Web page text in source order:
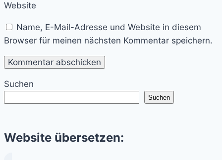
Website
Name, E-Mail-Adresse und Website in diesem
Browser für meinen nächsten Kommentar speichern.
Suchen
Suchen
Website übersetzen: